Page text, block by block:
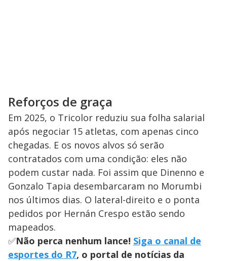
Reforços de graça
Em 2025, o Tricolor reduziu sua folha salarial
após negociar 15 atletas, com apenas cinco
chegadas. E os novos alvos só serão
contratados com uma condição: eles não
podem custar nada. Foi assim que Dinenno e
Gonzalo Tapia desembarcaram no Morumbi
nos últimos dias. O lateral-direito e o ponta
pedidos por Hernán Crespo estão sendo
mapeados.
✅Não perca nenhum lance! Siga o canal de
esportes do R7, o portal de notícias da